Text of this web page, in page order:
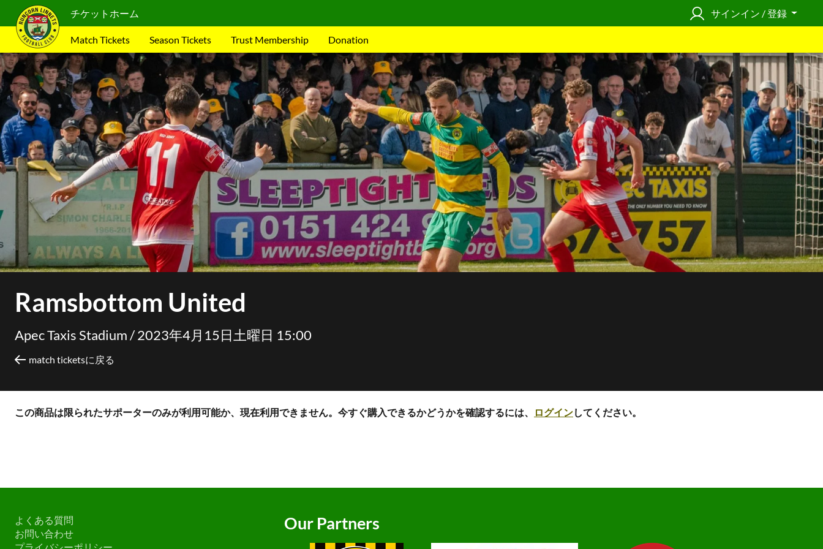
チケットホーム サインイン / 登録
Match Tickets Season Tickets Trust Membership Donation
Ramsbottom United
Apec Taxis Stadium /2023年4月15日土曜日 15:00
match ticketsに戻る
この商品は限られたサポーターのみが利用可能か、現在利用できません。今すぐ購入できるかどうかを確認するには、 ログインしてください。
よくある質問
お問い合わせ
Our Partners